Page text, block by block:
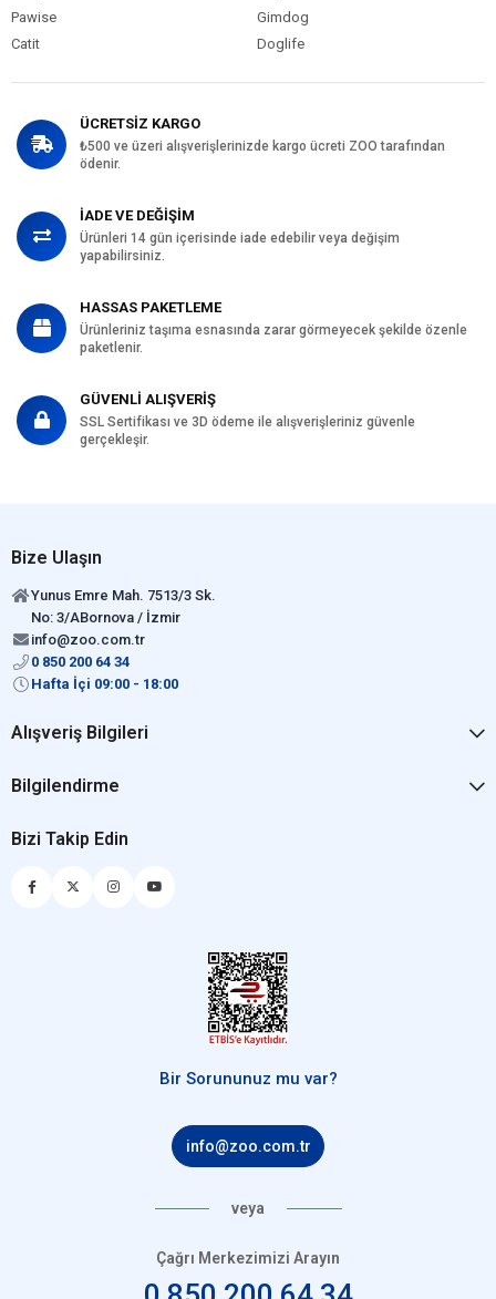
Pawise
Gimdog
Catit
Doglife
ÜCRETSİZ KARGO
₺500 ve üzeri alışverişlerinizde kargo ücreti ZOO tarafından
ödenir.
İADE VE DEĞİŞİM
Ürünleri 14 gün içerisinde iade edebilir veya değişim
yapabilirsiniz.
HASSAS PAKETLEME
Ürünleriniz taşıma esnasında zarar görmeyecek şekilde özenle
paketlenir.
GÜVENLİ ALIŞVERİŞ
SSL Sertifikası ve 3D ödeme ile alışverişleriniz güvenle
gerçekleşir.
Bize Ulaşın
Yunus Emre Mah. 7513/3 Sk.
No: 3/ABornova / İzmir
info@zoo.com.tr
0 850 200 64 34
Hafta İçi 09:00 - 18:00
Alışveriş Bilgileri
Bilgilendirme
Bizi Takip Edin
Bir Sorununuz mu var?
info@zoo.com.tr
veya
Çağrı Merkezimizi Arayın